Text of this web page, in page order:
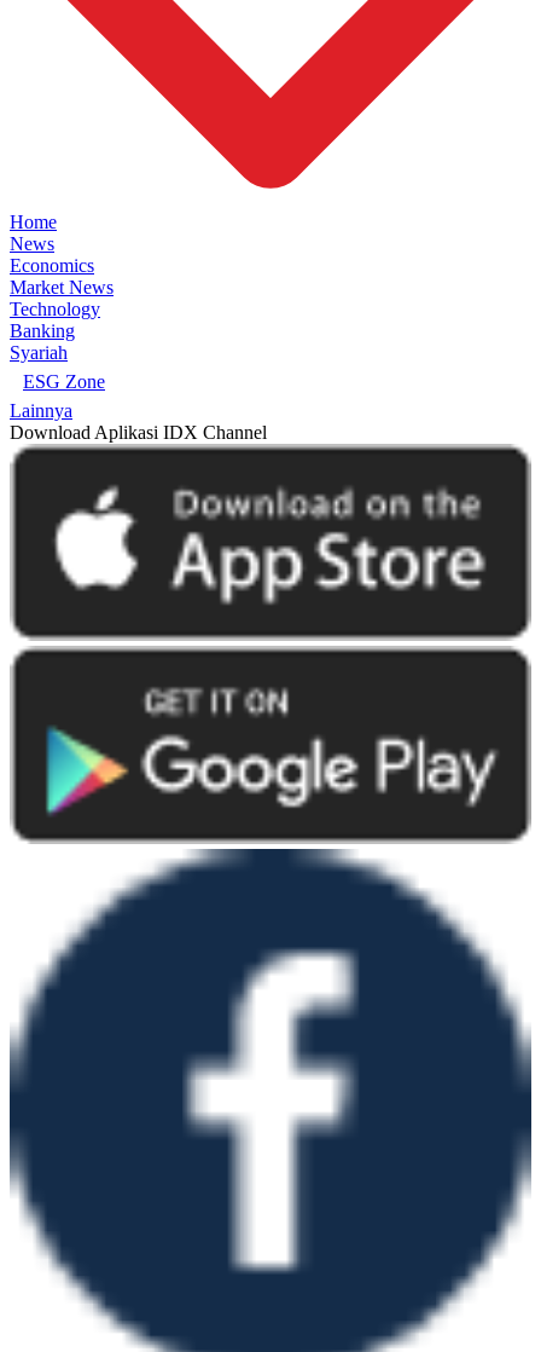
Home
News
Economics
Market News
Technology
Banking
Syariah
ESG Zone
Lainnya
Download Aplikasi IDX Channel